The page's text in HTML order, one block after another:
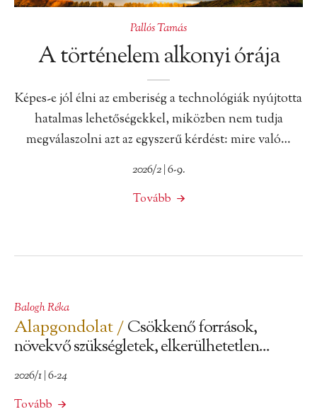
Pallós Tamás
A történelem alkonyi órája
Képes-e jól élni az emberiség a technológiák nyújtotta
hatalmas lehetőségekkel, miközben nem tudja
megválaszolni azt az egyszerű kérdést: mire való…
2026/2 | 6-9.
Tovább
Balogh Réka
Alapgondolat /Csökkenő források,
növekvő szükségletek, elkerülhetetlen...
2026/1 | 6-24
Tovább